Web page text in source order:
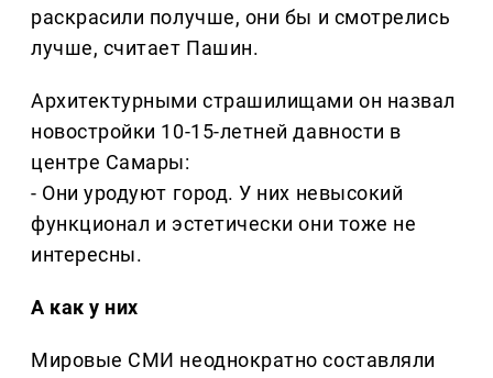
раскрасили получше, они бы и смотрелись
лучше, считает Пашин.
Архитектурными страшилищами он назвал
новостройки 10-15-летней давности в
центре Самары:
- Они уродуют город. У них невысокий
функционал и эстетически они тоже не
интересны.
А как у них
Мировые СМИ неоднократно составляли